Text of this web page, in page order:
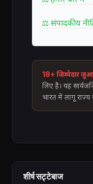
⚖ संपादकीय
18+ जिम्मेदार
लिए है। यह
भारत में लागू
शीर्ष सट्टेबाज